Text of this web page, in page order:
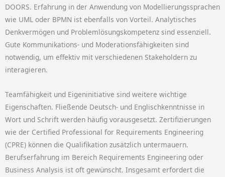
DOORS. Erfahrung in der Anwendung von Modellierungssprachen
wie UML oder BPMN ist ebenfalls von Vorteil. Analytisches
Denkvermögen und Problemlösungskompetenz sind essenziell.
Gute Kommunikations- und Moderationsfähigkeiten sind
notwendig, um effektiv mit verschiedenen Stakeholdern zu
interagieren.
Teamfähigkeit und Eigeninitiative sind weitere wichtige
Eigenschaften. Fließende Deutsch- und Englischkenntnisse in
Wort und Schrift werden häufig vorausgesetzt. Zertifizierungen
wie der Certified Professional for Requirements Engineering
(CPRE) können die Qualifikation zusätzlich untermauern.
Berufserfahrung im Bereich Requirements Engineering oder
Business Analysis ist oft gewünscht. Insgesamt erfordert die